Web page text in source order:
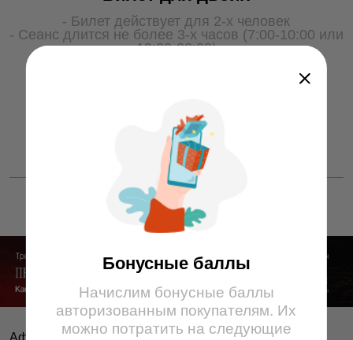
Бонусные баллы
Начислим бонусные баллы
авторизованным покупателям. Их
можно потратить на следующие
- Билет действует для 2-х человек
- Сеанс длится не более 3-х часов (7:00-10:00 или
19:00-22:00)
Афіша і білеты BezKassira.by ©